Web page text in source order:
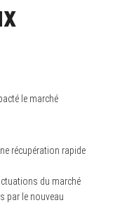
le marché
récupération rapide
du marché
par le nouveau